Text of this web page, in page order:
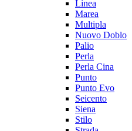
Linea
Marea
Multipla
Nuovo Doblo
Palio
Perla
Perla Cina
Punto
Punto Evo
Seicento
Siena
Stilo